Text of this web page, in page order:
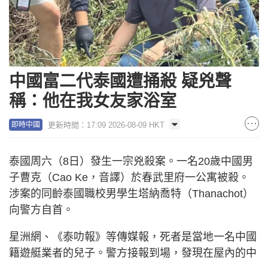
中國富二代泰國遭捅殺 疑兇聲
稱：他在我女友家浴室
即時中國 更新時間：17:09 2026-08-09 HKT
泰國周六（8日）發生一宗兇殺案。一名20歲中國男
子曹克（Cao Ke，音譯）於春武里府一公寓被殺。
涉案的同齡泰國職校男學生塔納喬特（Thanachot）
向警方自首。
星洲網、《泰叻報》等傳媒報，死者是當地一名中國
籍遊艇業者的兒子。警方接報到場，發現在屋內的中